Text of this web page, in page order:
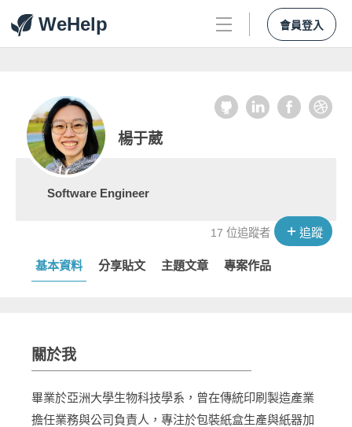
WeHelp 會員登入
楊于葳
Software Engineer
17 位追蹤者 追蹤
基本資料 分享貼文 主題文章 專案作品
關於我
畢業於亞洲大學生物科技學系，曾在傳統印刷製造產業
擔任業務與公司負責人，專注於包裝紙盒生產與紙器加